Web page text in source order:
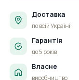
Доставка
по всій Україні
Гарантія
до 5 років
Власне
виробництво